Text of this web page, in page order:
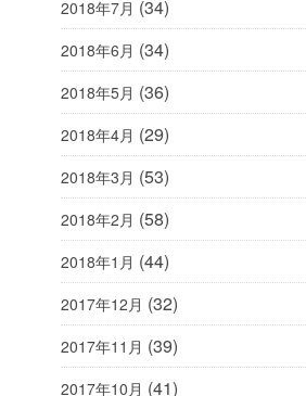
2018年7月 (34)
2018年6月 (34)
2018年5月 (36)
2018年4月 (29)
2018年3月 (53)
2018年2月 (58)
2018年1月 (44)
2017年12月 (32)
2017年11月 (39)
2017年10月 (41)